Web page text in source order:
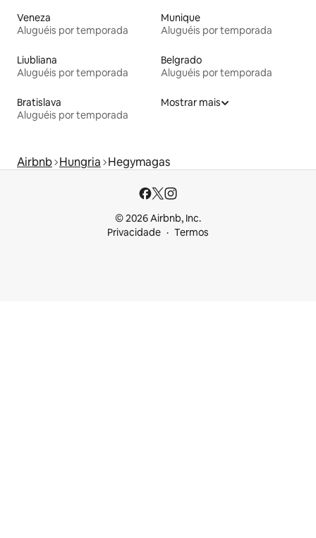
Veneza
Aluguéis por temporada
Munique
Aluguéis por temporada
Liubliana
Aluguéis por temporada
Belgrado
Aluguéis por temporada
Bratislava
Aluguéis por temporada
Mostrar mais
Airbnb Hungria Hegymagas
© 2026 Airbnb, Inc.
Privacidade
Termos